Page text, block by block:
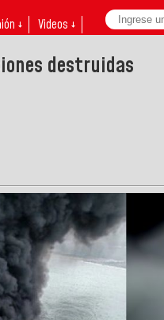
↓ Videos ↓
destruidas